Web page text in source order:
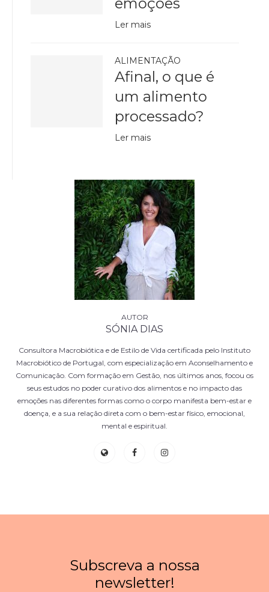
Ler mais
ALIMENTAÇÃO
Afinal, o que é
um alimento
processado?
Ler mais
SÓNIA DIAS
Consultora Macrobiótica e de Estilo de Vida certificada pelo Instituto
Macrobiótico de Portugal, com especialização em Aconselhamento e
Comunicação. Com formação em Gestão, nos últimos anos, focou os
seus estudos no poder curativo dos alimentos e no impacto das
emoções nas diferentes formas como o corpo manifesta bem-estar e
doença, e a sua relação direta com o bem-estar físico, emocional,
mental e espiritual.
Subscreva a nossa
newsletter!